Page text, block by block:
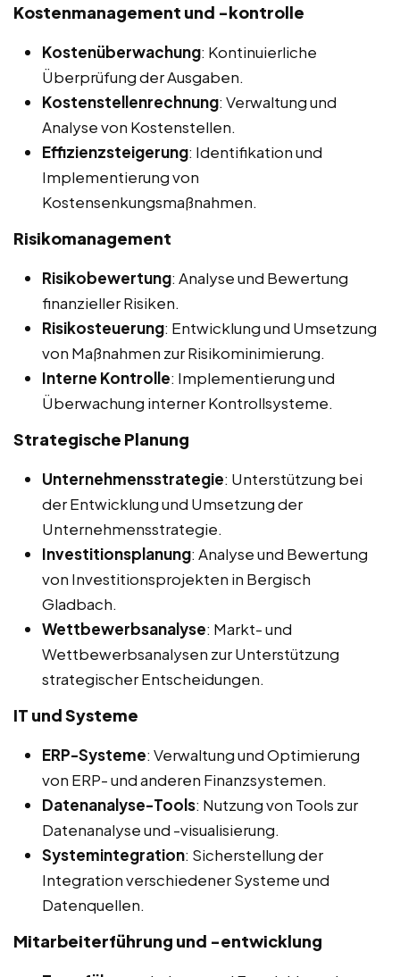
Kostenmanagement und -kontrolle
Kostenüberwachung: Kontinuierliche
Überprüfung der Ausgaben.
Kostenstellenrechnung: Verwaltung und
Analyse von Kostenstellen.
Effizienzsteigerung: Identifikation und
Implementierung von
Kostensenkungsmaßnahmen.
Risikomanagement
Risikobewertung: Analyse und Bewertung
finanzieller Risiken.
Risikosteuerung: Entwicklung und Umsetzung
von Maßnahmen zur Risikominimierung.
Interne Kontrolle: Implementierung und
Überwachung interner Kontrollsysteme.
Strategische Planung
Unternehmensstrategie: Unterstützung bei
der Entwicklung und Umsetzung der
Unternehmensstrategie.
Investitionsplanung: Analyse und Bewertung
von Investitionsprojekten in Bergisch
Gladbach.
Wettbewerbsanalyse: Markt- und
Wettbewerbsanalysen zur Unterstützung
strategischer Entscheidungen.
IT und Systeme
ERP-Systeme: Verwaltung und Optimierung
von ERP- und anderen Finanzsystemen.
Datenanalyse-Tools: Nutzung von Tools zur
Datenanalyse und -visualisierung.
Systemintegration: Sicherstellung der
Integration verschiedener Systeme und
Datenquellen.
Mitarbeiterführung und -entwicklung